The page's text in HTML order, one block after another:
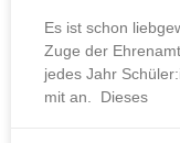
Es ist schon
Zuge der
jedes Jahr
mit an. Dieses